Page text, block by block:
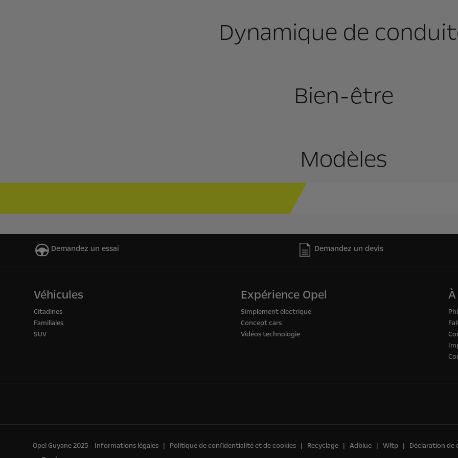
Dynamique de
Bien-être
Modèles
Demandez un essai Demandez un devis
Véhicules
Citadines
Familiales
SUV
Expérience Opel
Simplement électrique
Concept cars
Vidéos technologie
Opel Guyane 2025 Informations légales Politique de confidentialité et de cookies Recyclage Adblue Wltp Déclaration